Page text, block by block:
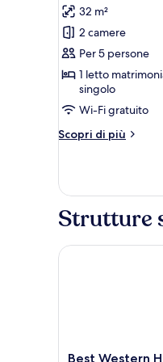
le
foto
per
Camera
familiare
32 m²
2 camere
Per 5 persone
1 letto
singolo
Wi-Fi gratuito
Scopri di più
Altri
familiare
Strutture
Best
Best Western
Best Western